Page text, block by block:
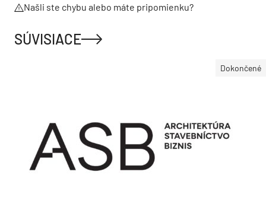
Našli ste chybu alebo máte pripomienku?
SÚVISIACE
Dokončené